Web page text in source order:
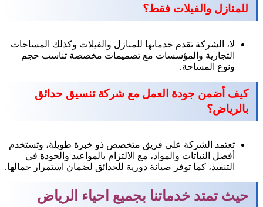
للمنازل والفيلات فقط؟
لا، الشركة تقدم خدماتها للمنازل والفيلات وكذلك المساحات
التجارية والمؤسسات مع تصميمات مخصصة تناسب حجم
ونوع المساحة.
كيف أضمن جودة العمل مع شركة تنسيق حدائق
بالرياض؟
تعتمد الشركة على فريق متخصص ذو خبرة طويلة، وتستخدم
أفضل النباتات والمواد، مع الالتزام بالمواعيد والجودة في
التنفيذ، كما توفر صيانة دورية للحدائق لضمان استمرار جمالها.
حيث تمتد خدماتنا بجميع احياء الرياض